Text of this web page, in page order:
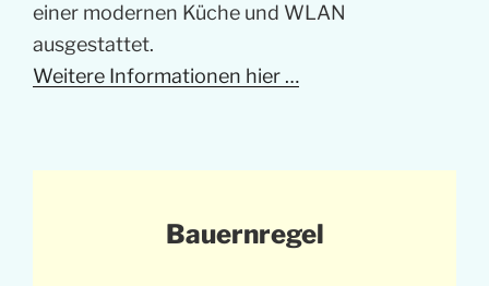
einer modernen Küche und WLAN
ausgestattet.
Weitere Informationen hier …
Bauernregel